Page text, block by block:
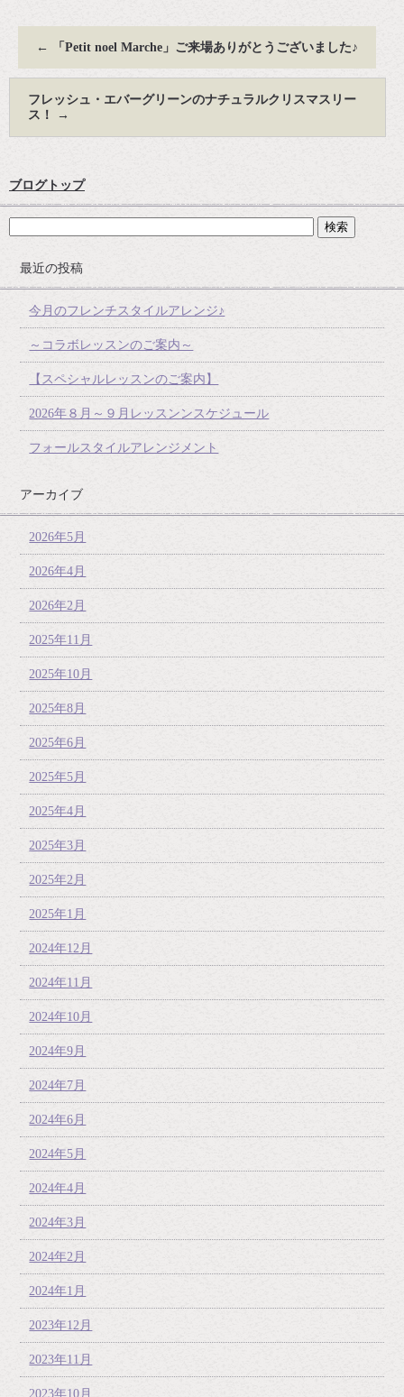
← 「Petit noel Marche」ご来場ありがとうございました♪
フレッシュ・エバーグリーンのナチュラルクリスマスリー
ス！
→
ブログトップ
最近の投稿
今月のフレンチスタイルアレンジ♪
～コラボレッスンのご案内～
【スペシャルレッスンのご案内】
2026年８月～９月レッスンンスケジュール
フォールスタイルアレンジメント
アーカイブ
2026年5月
2026年4月
2026年2月
2025年11月
2025年10月
2025年8月
2025年6月
2025年5月
2025年4月
2025年3月
2025年2月
2025年1月
2024年12月
2024年11月
2024年10月
2024年9月
2024年7月
2024年6月
2024年5月
2024年4月
2024年3月
2024年2月
2024年1月
2023年12月
2023年11月
2023年10月